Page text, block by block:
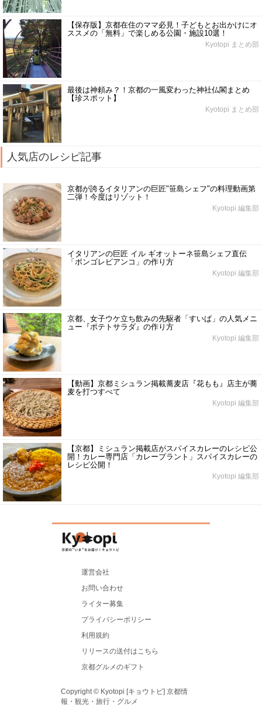
【保存版】京都在住のママ必見！子どもとお出かけにオ
ススメの「無料」で楽しめる公園・施設10選！
Kyotopi まとめ部
最後は神頼み？！京都の一風変わった神社仏閣まとめ
【珍スポット】
Kyotopi まとめ部
人気店のレシピ記事
京都が誇るイタリアンの巨匠"笹島シェフ"の料理動画第
二弾！今度はリゾット！
Kyotopi 編集部
イタリアンの巨匠 イル ギオットーネ笹島シェフ直伝
「ボンゴレビアンコ」の作り方
Kyotopi 編集部
京都、女子ウケ立ち飲みの先駆者「すいば」の人気メニ
ュー『ポテトサラダ』の作り方
Kyotopi 編集部
【動画】京都ミシュラン掲載蕎麦店『花もも』店主が蕎
麦を打つすべて
Kyotopi 編集部
【京都】ミシュラン掲載店がスパイスカレーのレシピ公
開！カレー専門店「カレープラント」スパイスカレーの
レシピ公開！
Kyotopi 編集部
運営会社
お問い合わせ
ライター募集
プライバシーポリシー
利用規約
リリースの送付はこちら
京都グルメのギフト
Copyright © Kyotopi [キョウトピ] 京都情
報・観光・旅行・グルメ